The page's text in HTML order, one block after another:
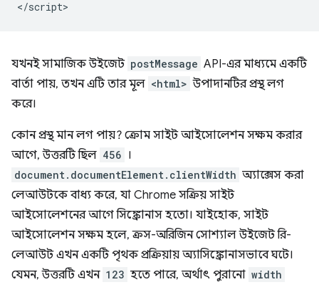
যখনই সামাজিক উইজেট postMessage API-এর মাধ্যমে একটি
বার্তা পায়, তখন এটি তার মূল <html> উপাদানটির প্রস্থ লগ
করে।
কোন প্রস্থ মান লগ পায়? ক্রোম সাইট আইসোলেশন সক্ষম করার
আগে, উত্তরটি ছিল 456 ।
document.documentElement.clientWidth অ্যাক্সেস করা
লেআউটকে বাধ্য করে, যা Chrome সক্রিয় সাইট
আইসোলেশনের আগে সিঙ্ক্রোনাস হতো। যাইহোক, সাইট
আইসোলেশন সক্ষম হলে, ক্রস-অরিজিন সোশ্যাল উইজেট রি-
লেআউট এখন একটি পৃথক প্রক্রিয়ায় অ্যাসিঙ্ক্রোনাসভাবে ঘটে।
যেমন, উত্তরটি এখন 123 হতে পারে, অর্থাৎ পুরানো width